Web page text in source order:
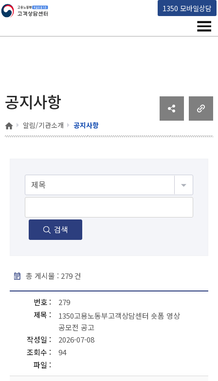
1350 모바일상담
고용노동부 책임운영기관 고객상담센터
메
공지사항
홈 알림/기관소개 공지사항
검색
총 게시물 : 279건
번호
279
제목
1350고용노동부고객상담센터 숏폼 영상
공모전 공고
작성일
2026-07-08
조회수
94
파일